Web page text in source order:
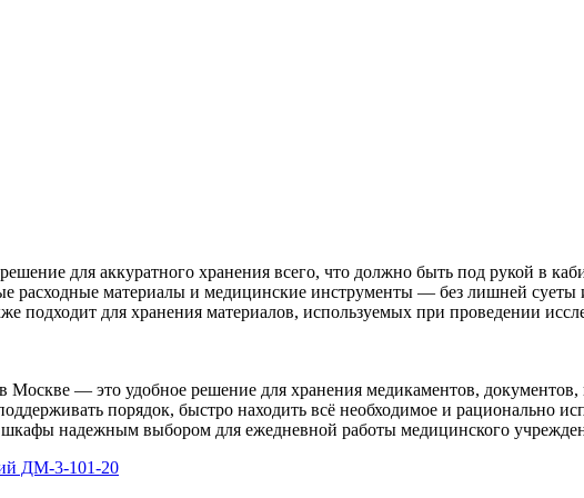
для аккуратного хранения всего, что должно быть под рукой в
расходные материалы и медицинские инструменты — без лишней
подходит для хранения материалов, используемых при проведении
— это удобное решение для хранения медикаментов, документов,
порядок, быстро находить всё необходимое и рационально
надежным выбором для ежедневной работы медицинского
ДМ-3-101-20